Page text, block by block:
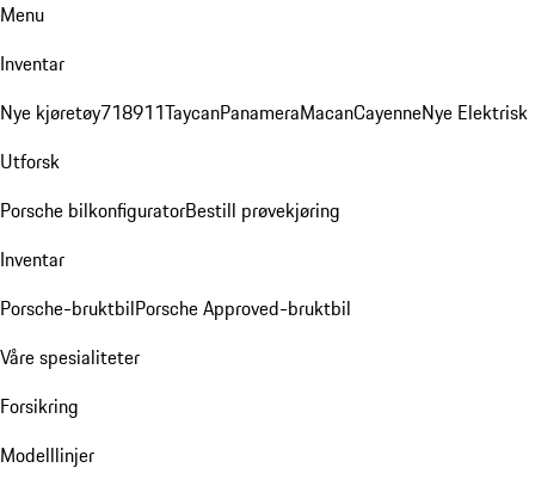
Menu
Inventar
Nye kjøretøy718911TaycanPanameraMacanCayenneNye Elektrisk
Utforsk
Porsche bilkonfiguratorBestill prøvekjøring
Inventar
Porsche-bruktbilPorsche Approved-bruktbil
Våre spesialiteter
Forsikring
Modelllinjer